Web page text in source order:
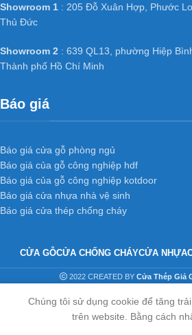
hoabinhdoor.com
Email :
Showroom 1 : 205 Đỗ Xuân Hợp, Phước
Thủ Đức
Showroom 2 : 639 QL13, phường Hiệp
Thành phố Hồ Chí Minh
Báo giá
Báo giá cửa gỗ phòng ngủ
Báo giá của gỗ công nghiệp hdf
Báo giá của gỗ công nghiệp kotdoor
Báo giá cửa nhựa nhà vệ sinh
Báo giá cửa thép chống cháy
CỬA GỖCỬA CHỐNG CHÁYCỬA NHỰA
2022 CREATED BY Cửa Thép Giả
Chúng tôi sử dụng cookie để tăng
trên website. Bằng cách